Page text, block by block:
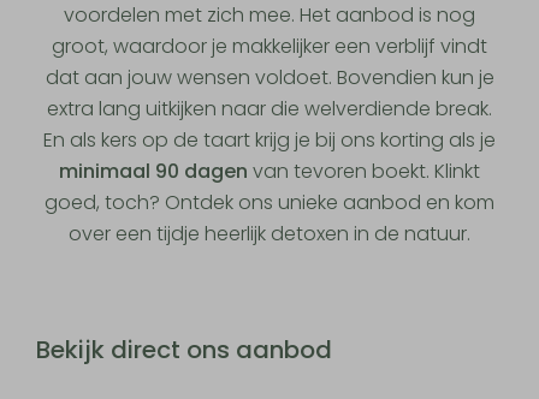
voordelen met zich mee. Het aanbod is nog
groot, waardoor je makkelijker een verblijf vindt
dat aan jouw wensen voldoet. Bovendien kun je
extra lang uitkijken naar die welverdiende break.
En als kers op de taart krijg je bij ons korting als je
minimaal 90 dagen van tevoren boekt. Klinkt
goed, toch? Ontdek ons unieke aanbod en kom
over een tijdje heerlijk detoxen in de natuur.
Bekijk direct ons aanbod